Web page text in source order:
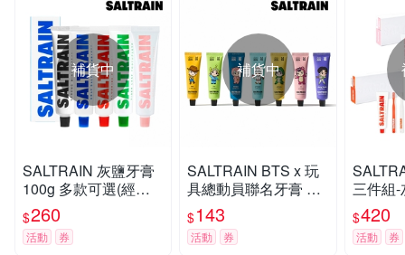
補貨中
SALTRAIN 灰鹽牙膏
100g 多款可選(經典
薄荷/低氟淨護/積雪草
修護/清恬香檸/強效薄
荷)
$260
活動 券
補貨中
SALTRAIN BTS x 玩
具總動員聯名牙膏 70
g 任選-RM/Jin/SUGA/
j-hop/Jimin/V/Jung Ko
ok
$143
活動 券
三件組
X1+牙
(經典薄
積雪草
$420
活動 券